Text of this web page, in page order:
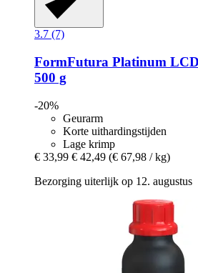
3.7 (7)
FormFutura Platinum
500 g
-20%
Geurarm
Korte uithardingstijden
Lage krimp
€ 33,99 € 42,49 (€ 67,98 / kg)
Bezorging uiterlijk op 12. augustus